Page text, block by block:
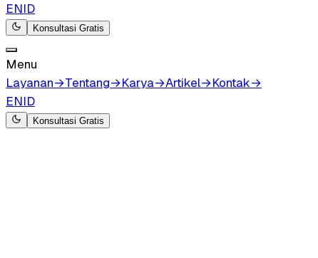
ENID
Konsultasi Gratis
Menu
Layanan→Tentang→Karya→Artikel→Kontak→
ENID
Konsultasi Gratis